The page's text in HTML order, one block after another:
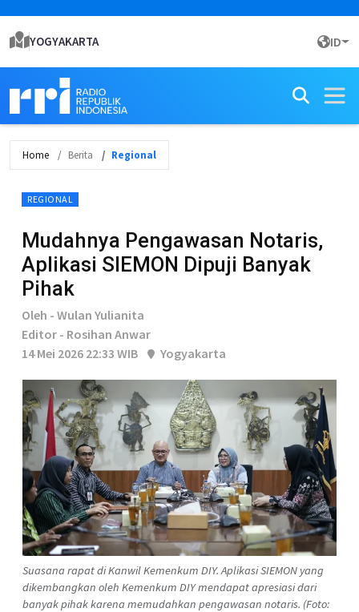
YOGYAKARTA ID
Home Berita Regional
REGIONAL
Mudahnya Pengawasan Notaris,
Aplikasi SIEMON Dipuji Banyak
Pihak
Oleh - Wulan Yulianita
Editor - Rosihan Anwar
14 Mei 2026 22:33 WIB
Yogyakarta
Suasana rapat di Kanwil Kemenkum DIY. Aplikasi SIEMON yang
dikembangkan oleh Kemenkum DIY mendapat apresiasi dari
banyak pihak karena memudahkan pengawasan notaris. (Foto: